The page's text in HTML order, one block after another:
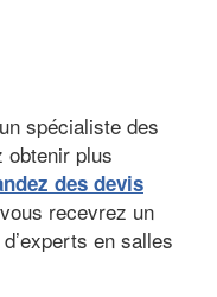
spécialiste des
obtenir plus
des devis
recevrez un
en salles